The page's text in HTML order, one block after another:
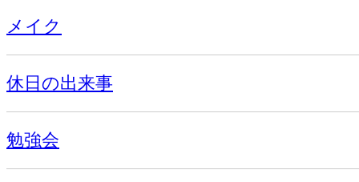
メイク
休日の出来事
勉強会